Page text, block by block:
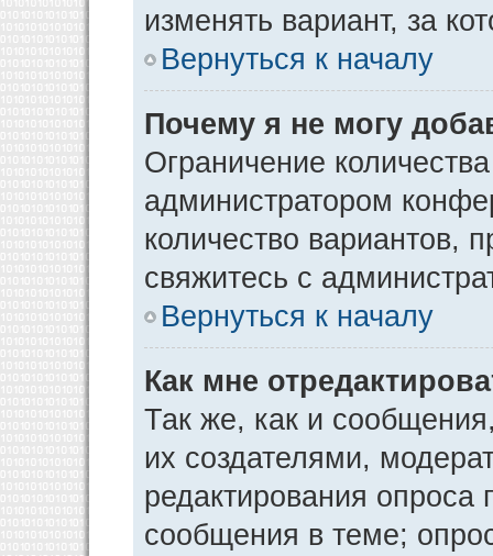
изменять вариант, за
Вернуться к началу
Почему я не могу
Ограничение
администратором
количество вариантов,
свяжитесь с
Вернуться к началу
Как мне
Так же, как и
их создателями,
редактирования опроса
сообщения в теме;